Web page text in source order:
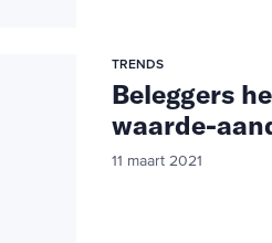
TRENDS
Beleggers
waarde-
11 maart 2021